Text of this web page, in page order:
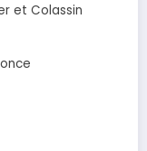
et Colassin